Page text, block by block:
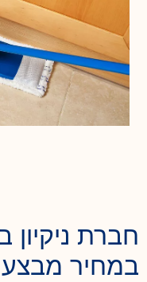
חברת ניקיון
במחיר מבצע –